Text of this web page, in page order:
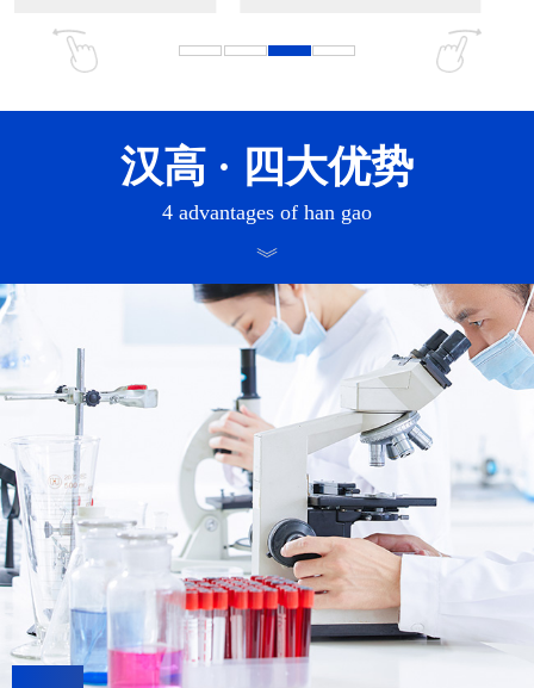
01 公司优势
环保工业清洗剂实力厂家
自主研发生产金属表面处理材料，汇集国内金属表面处理领域高素
质的专业人才，不断引进国外金属表面精细化工领域的新技术。
引进先进的技术和配方及生产理念，开发更多环保新产品，并可根
据客户的工艺要求进行开发和改进，提供专业的解决方案。